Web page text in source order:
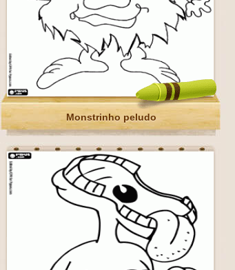
Monstrinho peludo